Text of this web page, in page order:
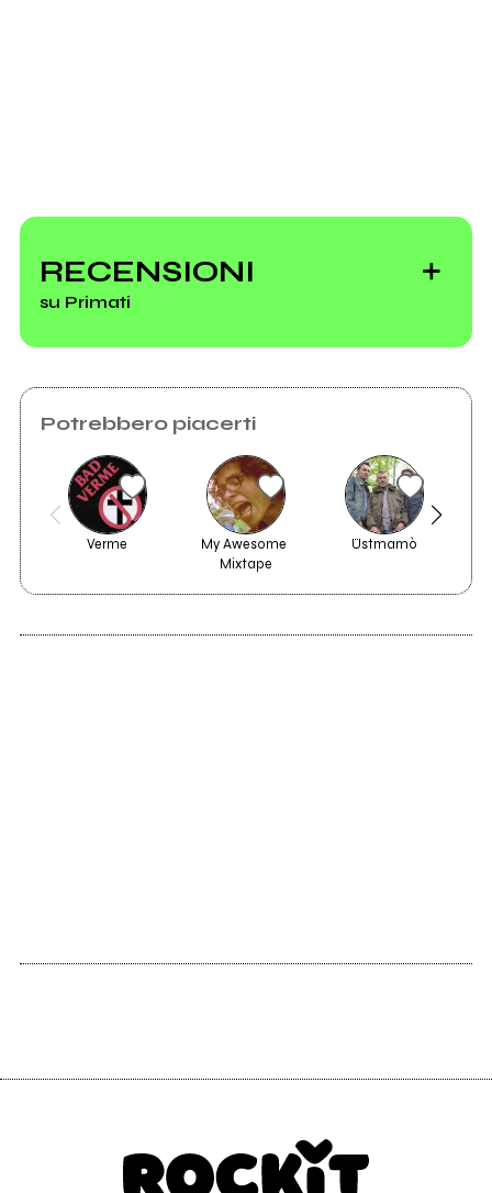
RECENSIONI
su Primati
Degenerate Party
Potrebbero piacerti
Verme
My Awesome
Mixtape
Üstmamò